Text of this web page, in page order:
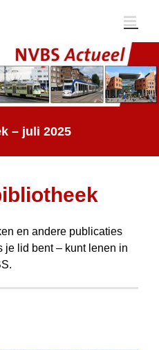
– juli 2025
en andere publicaties
je lid bent – kunt lenen in